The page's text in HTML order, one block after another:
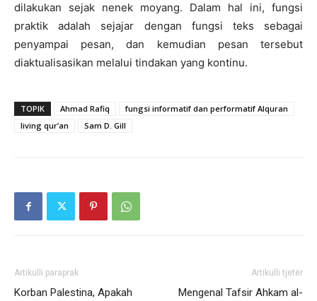
dilakukan sejak nenek moyang. Dalam hal ini, fungsi
praktik adalah sejajar dengan fungsi teks sebagai
penyampai pesan, dan kemudian pesan tersebut
diaktualisasikan melalui tindakan yang kontinu.
TOPIK Ahmad Rafiq
fungsi informatif dan performatif Alquran
living qur’an
Sam D. Gill
Artikulli paraprak
Korban Palestina, Apakah
Artikulli tjetër
Mengenal Tafsir Ahkam al-